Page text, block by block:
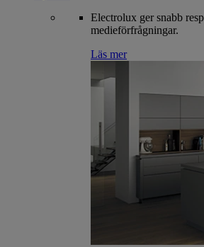
Electrolux ger snabb
medieförfrågningar.
Läs mer